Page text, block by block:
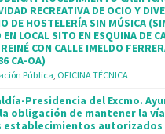
RECREATIVA DE OCIO Y
DE HOSTELERÍA SIN MÚSICA
LOCAL SITO EN ESQUINA DE
CON CALLE IMELDO
CA-OA)
Pública, OFICINA TÉCNICA
Presidencia del Excmo.
obligación de mantener la
establecimientos autorizados